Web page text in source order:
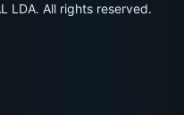
LDA. All rights reserved.